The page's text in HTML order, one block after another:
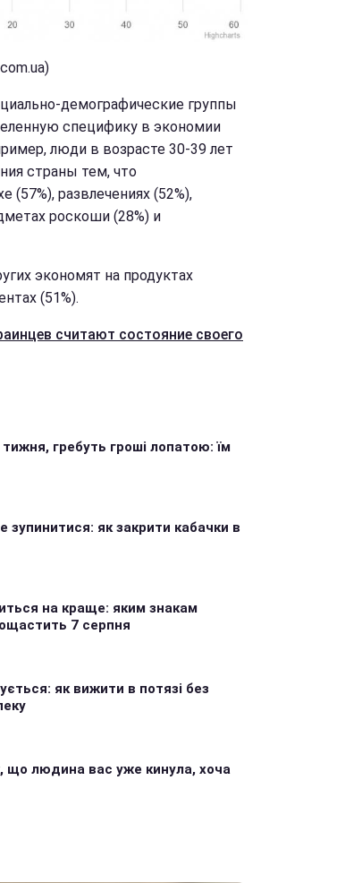
демографические группы
специфику в экономии
люди в возрасте 30-39 лет
страны тем, что
(57%), развлечениях (52%),
роскоши (28%) и
экономят на продуктах
(51%).
считают состояние своего
гребуть гроші лопатою: їм
зупинитися: як закрити кабачки в
на краще: яким знакам
7 серпня
як вижити в потязі без
що людина вас уже кинула, хоча